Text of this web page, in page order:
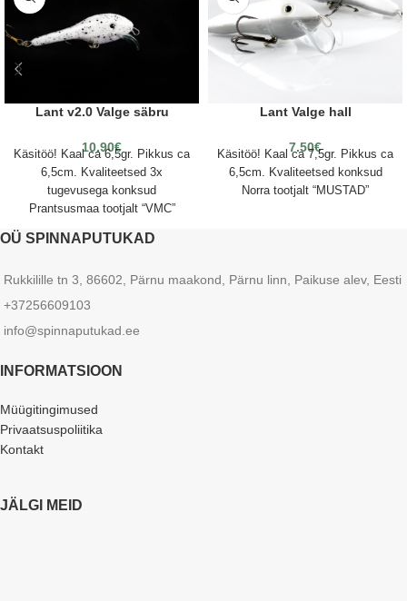
Lant v2.0 Valge säbru
10.90€
Käsitöö! Kaal ca 6,5gr. Pikkus ca
6,5cm. Kvaliteetsed 3x
tugevusega konksud
Prantsusmaa tootjalt “VMC”
Lant Valge hall
7.50€
Käsitöö! Kaal ca 7,5gr. Pikkus ca
6,5cm. Kvaliteetsed konksud
Norra tootjalt “MUSTAD”
OÜ SPINNAPUTUKAD
Rukkilille tn 3, 86602, Pärnu maakond, Pärnu linn, Paikuse alev, Eesti
+37256609103
info@spinnaputukad.ee
INFORMATSIOON
Müügitingimused
Privaatsuspoliitika
Kontakt
JÄLGI MEID